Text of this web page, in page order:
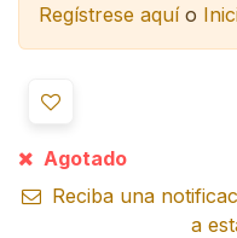
Regístrese aquío
Agotado
Reciba una
a